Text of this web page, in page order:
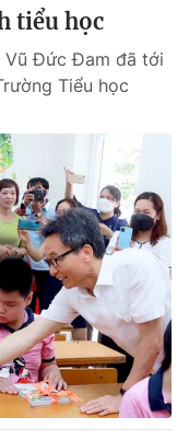
tiểu học
Vũ Đức Đam đã tới
Tiểu học